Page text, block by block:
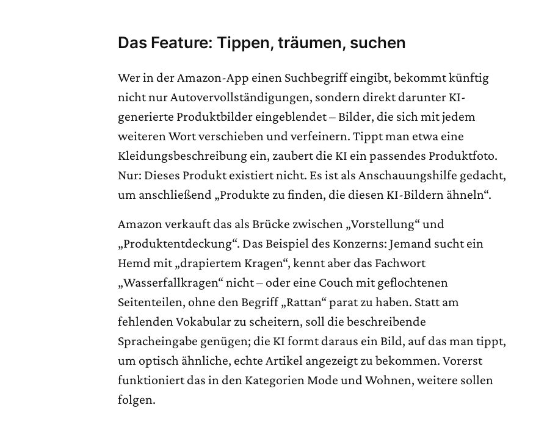
Das Feature: Tippen, träumen, suchen
Wer in der Amazon-App einen Suchbegriff eingibt, bekommt künftig
nicht nur Autovervollständigungen, sondern direkt darunter KI-
generierte Produktbilder eingeblendet – Bilder, die sich mit jedem
weiteren Wort verschieben und verfeinern. Tippt man etwa eine
Kleidungsbeschreibung ein, zaubert die KI ein passendes Produktfoto.
Nur: Dieses Produkt existiert nicht. Es ist als Anschauungshilfe gedacht,
um anschließend „Produkte zu finden, die diesen KI-Bildern ähneln“.
Amazon verkauft das als Brücke zwischen „Vorstellung“ und
„Produktentdeckung“. Das Beispiel des Konzerns: Jemand sucht ein
Hemd mit „drapiertem Kragen“, kennt aber das Fachwort
„Wasserfallkragen“ nicht – oder eine Couch mit geflochtenen
Seitenteilen, ohne den Begriff „Rattan“ parat zu haben. Statt am
fehlenden Vokabular zu scheitern, soll die beschreibende
Spracheingabe genügen; die KI formt daraus ein Bild, auf das man tippt,
um optisch ähnliche, echte Artikel angezeigt zu bekommen. Vorerst
funktioniert das in den Kategorien Mode und Wohnen, weitere sollen
folgen.